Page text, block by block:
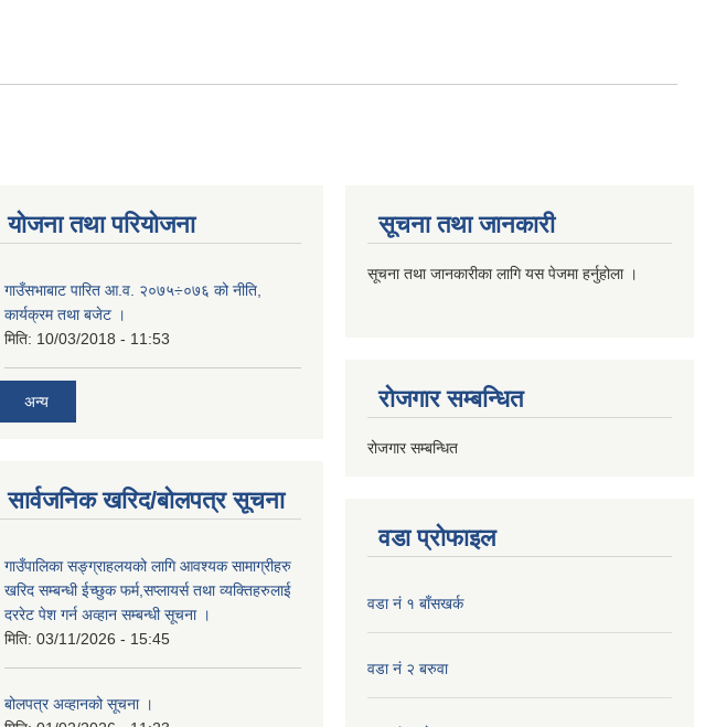
योजना तथा परियोजना
गाउँसभाबाट पारित आ.व. २०७५÷०७६ को नीति,
कार्यक्रम तथा बजेट ।
मिति: 10/03/2018 - 11:53
अन्य
सार्वजनिक खरिद/बोलपत्र सूचना
गाउँपालिका सङ्ग्राहलयको लागि आवश्यक सामाग्रीहरु
खरिद सम्बन्धी ईच्छुक फर्म,सप्लायर्स तथा व्यक्तिहरुलाई
दररेट पेश गर्न अव्हान सम्बन्धी सूचना ।
मिति: 03/11/2026 - 15:45
बोलपत्र अव्हानको सूचना ।
सूचना तथा जानकारी
सूचना तथा जानकारीका लागि यस पेजमा हर्नुहोला ।
रोजगार सम्बन्धित
रोजगार सम्बन्धित
वडा प्रोफाइल
वडा नं १ बाँसखर्क
वडा नं २ बरुवा